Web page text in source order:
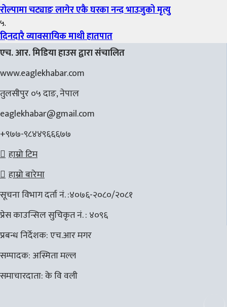
रोल्पामा चट्याङ लागेर एकै घरका नन्द भाउजुको मृत्यु
५.
दिनदारै व्यावसायिक माथी हातपात
एच. आर. मिडिया हाउस द्वारा संचालित
www.eaglekhabar.com
तुलसीपुर ०५ दाङ, नेपाल
eaglekhabar@gmail.com
+९७७-९८४४९६६६७७
हाम्रो टिम
हाम्रो बारेमा
सूचना विभाग दर्ता नं. :४०७६-२०८०/२०८१
प्रेस काउन्सिल सुचिकृत नं. : ४०९६
प्रबन्ध निर्देशक: एच.आर मगर
सम्पादक: अस्मिता मल्ल
समाचारदाता: के वि वली